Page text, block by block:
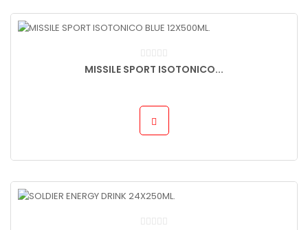
MISSILE SPORT ISOTONICO...